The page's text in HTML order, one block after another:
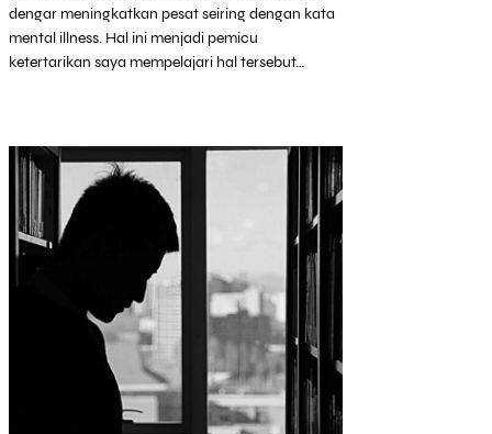
dengar meningkatkan pesat seiring dengan kata
mental illness. Hal ini menjadi pemicu
ketertarikan saya mempelajari hal tersebut…